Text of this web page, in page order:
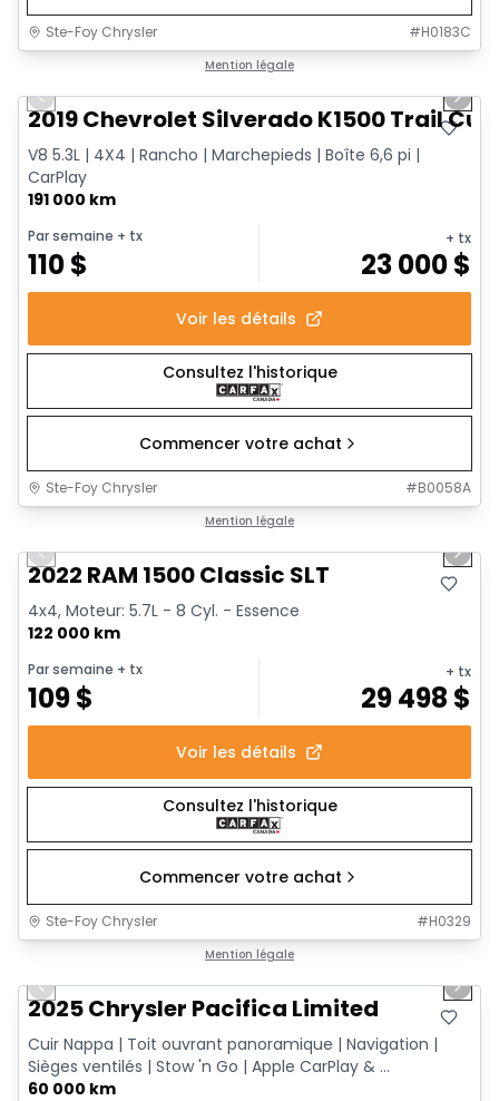
Ste-Foy Chrysler #H0183C
Mention légale
Previous slide Next
2019 Chevrolet Silverado K1500 Trail
V8 5.3L | 4X4 | Rancho | Marchepieds | Boîte 6,6 pi |
CarPlay
191 000 km
Par semaine + tx
110$
+ tx
23 000$
Voir les détails
Consultez l'historique
Commencer votre achat
Ste-Foy Chrysler #B0058A
Mention légale
Previous slide Next
2022 RAM 1500 Classic SLT
4x4, Moteur: 5.7L - 8 Cyl. - Essence
122 000 km
Par semaine + tx
109$
+ tx
29 498 $
Voir les détails
Consultez l'historique
Commencer votre achat
Ste-Foy Chrysler #H0329
Mention légale
Previous slide Next
2025 Chrysler Pacifica Limited
Cuir Nappa | Toit ouvrant panoramique | Navigation |
Sièges ventilés | Stow 'n Go | Apple CarPlay & ...
60 000 km